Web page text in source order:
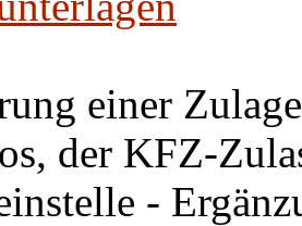
einer
der KFZ-
-